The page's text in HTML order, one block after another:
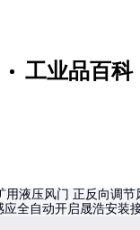
工业品百科